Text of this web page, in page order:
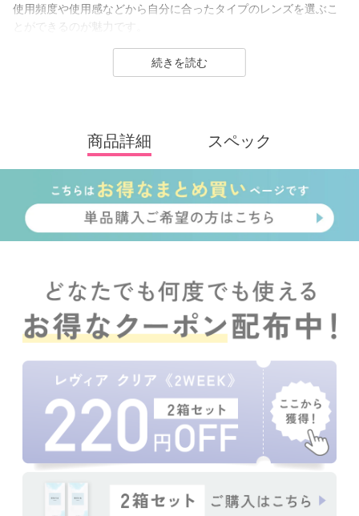
使用頻度や使用感などから自分に合ったタイプのレンズを選ぶこ
とができるのが魅力です。
2026年には、ブランド誕生から10周年を迎えるにあたり、新イメ
ージモデルに KIM CHAEWON（キム・チェウォン）さんが就任
瞳にやさしいクリアコンタクトレンズとして多くの方々の瞳に寄
り添い続けています。
商品詳細 スペック